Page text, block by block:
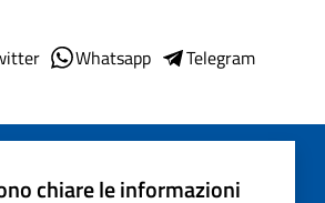
Whatsapp
Telegram
chiare le informazioni